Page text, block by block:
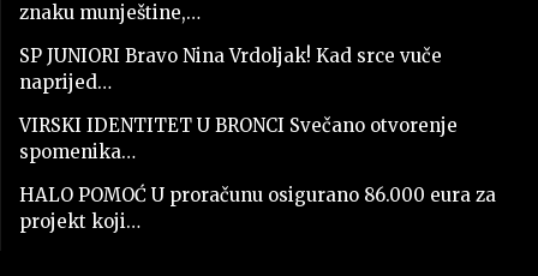
znaku munještine,…
SP JUNIORI Bravo Nina Vrdoljak! Kad srce vuče
naprijed…
VIRSKI IDENTITET U BRONCI Svečano otvorenje
spomenika…
HALO POMOĆ U proračunu osigurano 86.000 eura za
projekt koji…